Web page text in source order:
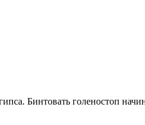
Бинтовать голеностоп